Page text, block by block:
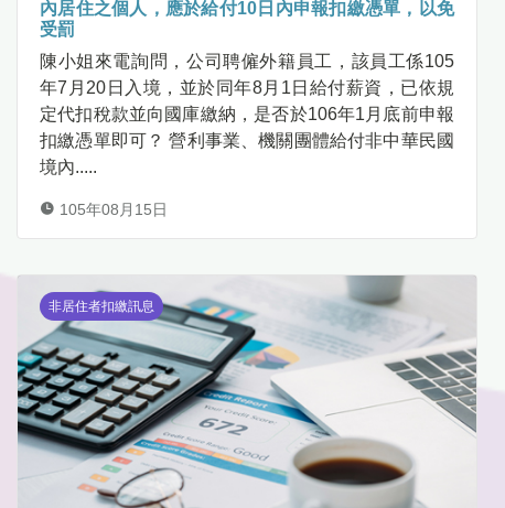
內居住之個人，應於給付10日內申報扣繳憑單，以免
受罰
陳小姐來電詢問，公司聘僱外籍員工，該員工係105
年7月20日入境，並於同年8月1日給付薪資，已依規
定代扣稅款並向國庫繳納，是否於106年1月底前申報
扣繳憑單即可？ 營利事業、機關團體給付非中華民國
境內.....
105年08月15日
非居住者扣繳訊息